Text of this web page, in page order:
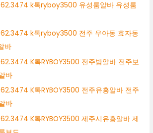
k톡ryboy3500 유성룸알바 유성룸
k톡ryboy3500 전주 우아동 효자동
바
K톡RYBOY3500 전주밤알바 전주보
바
K톡RYBOY3500 전주유흥알바 전주
바
K톡RYBOY3500 제주시유흥알바 제